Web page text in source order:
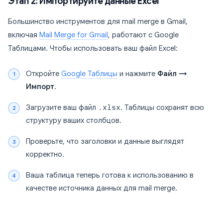
Большинство инструментов для mail merge в Gmail,
включая Mail Merge for Gmail , работают с Google
Таблицами. Чтобы использовать ваш файл Excel:
Откройте Google Таблицы и нажмите Файл →
Импорт.
Загрузите ваш файл .xlsx. Таблицы сохранят всю
структуру ваших столбцов.
Проверьте, что заголовки и данные выглядят
корректно.
Ваша таблица теперь готова к использованию в
качестве источника данных для mail merge.